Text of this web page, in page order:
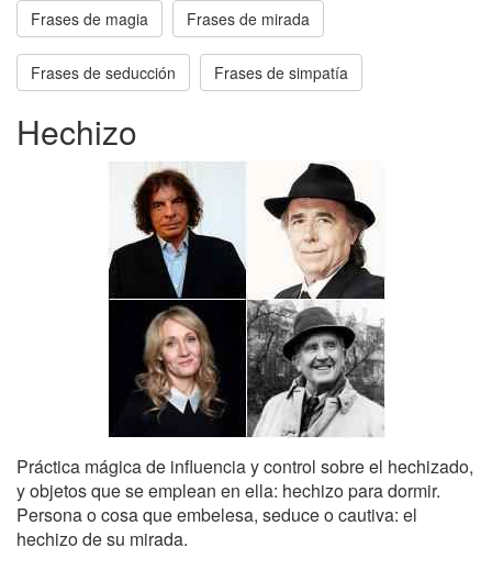
Frases de magia Frases de mirada
Frases de seducción Frases de simpatía
Hechizo
Práctica mágica de influencia y control sobre el hechizado,
y objetos que se emplean en ella: hechizo para dormir.
Persona o cosa que embelesa, seduce o cautiva: el
hechizo de su mirada.